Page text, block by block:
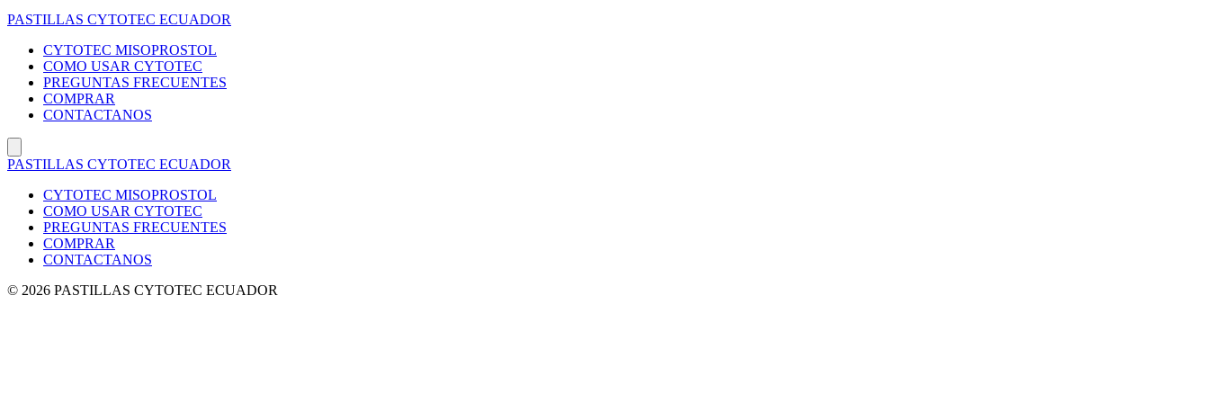
Saltar
al
contenido
PASTILLAS CYTOTEC ECUADOR
CYTOTEC MISOPROSTOL
COMO USAR CYTOTEC
PREGUNTAS FRECUENTES
COMPRAR
CONTACTANOS
PASTILLAS CYTOTEC ECUADOR
CYTOTEC MISOPROSTOL
COMO USAR CYTOTEC
PREGUNTAS FRECUENTES
COMPRAR
CONTACTANOS
© 2026 PASTILLAS CYTOTEC ECUADOR